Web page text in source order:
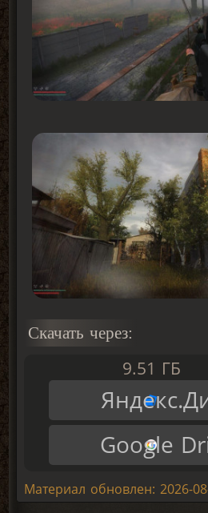
Скачать через:
9.51 ГБ
Google
Материал обновлен: 2026-